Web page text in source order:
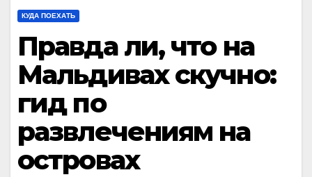
КУДА ПОЕХАТЬ
Правда ли, что на
Мальдивах скучно:
гид по
развлечениям на
островах